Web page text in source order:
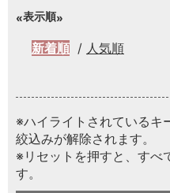
表示順
新着順 人気順
※ハイライトされているキ
絞込みが解除されます。
※リセットを押すと、すべ
す。